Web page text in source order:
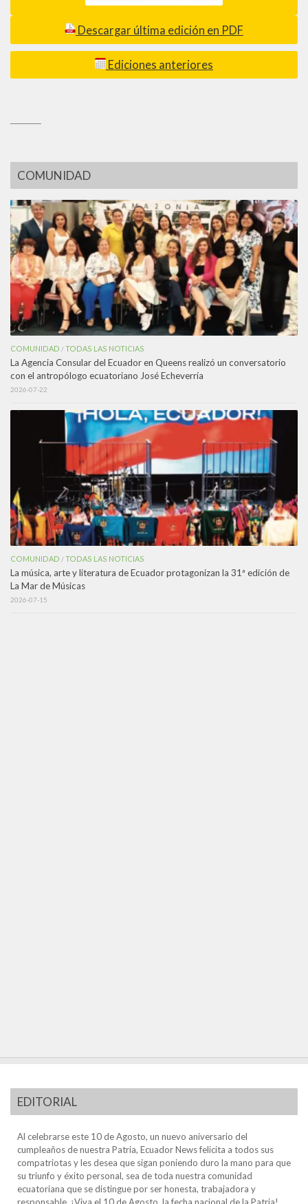
Descargar última edición en PDF
Ediciones anteriores
COMUNIDAD
COMUNIDAD /TODAS LAS NOTICIAS
La Agencia Consular del Ecuador en Queens realizó un conversatorio
con el antropólogo ecuatoriano José Echeverría
2026-07-22
COMUNIDAD /TODAS LAS NOTICIAS
La música, arte y literatura de Ecuador protagonizan la 31ª edición de
La Mar de Músicas
2026-07-15
EDITORIAL
Al celebrarse este 10 de Agosto, un nuevo aniversario del
cumpleaños de nuestra Patria, Ecuador News felicita a todos sus
compatriotas y les desea que sigan poniendo duro la mano para que
su triunfo y éxito personal, sea de toda nuestra comunidad
ecuatoriana que se distingue por ser honesta, trabajadora y